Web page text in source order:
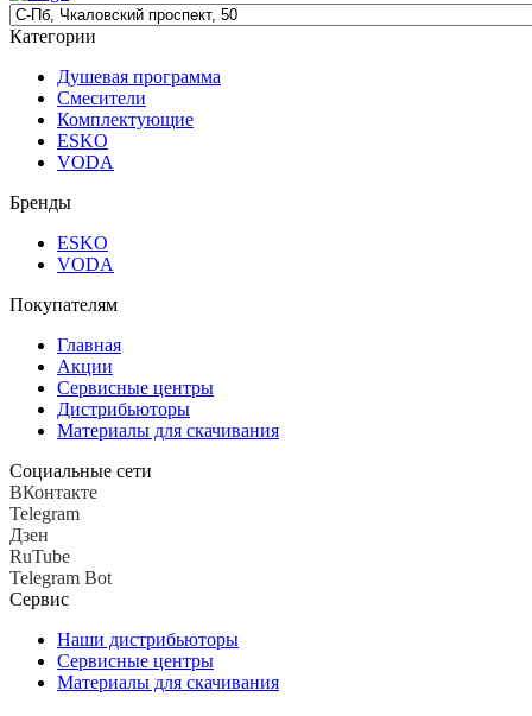
Категории
Душевая программа
Смесители
Комплектующие
ESKO
VODA
Бренды
ESKO
VODA
Покупателям
Главная
Акции
Сервисные центры
Дистрибьюторы
Материалы для скачивания
Социальные сети
ВКонтакте
Telegram
Дзен
RuTube
Telegram Bot
Сервис
Наши дистрибьюторы
Сервисные центры
Материалы для скачивания